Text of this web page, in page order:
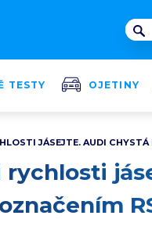
TESTY OJETINY
JÁSEJTE. AUDI
rychlosti